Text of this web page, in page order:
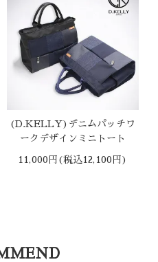
(D.KELLY)デニムパッチワ
ークデザインミニトート
11,000円(税込12,100円)